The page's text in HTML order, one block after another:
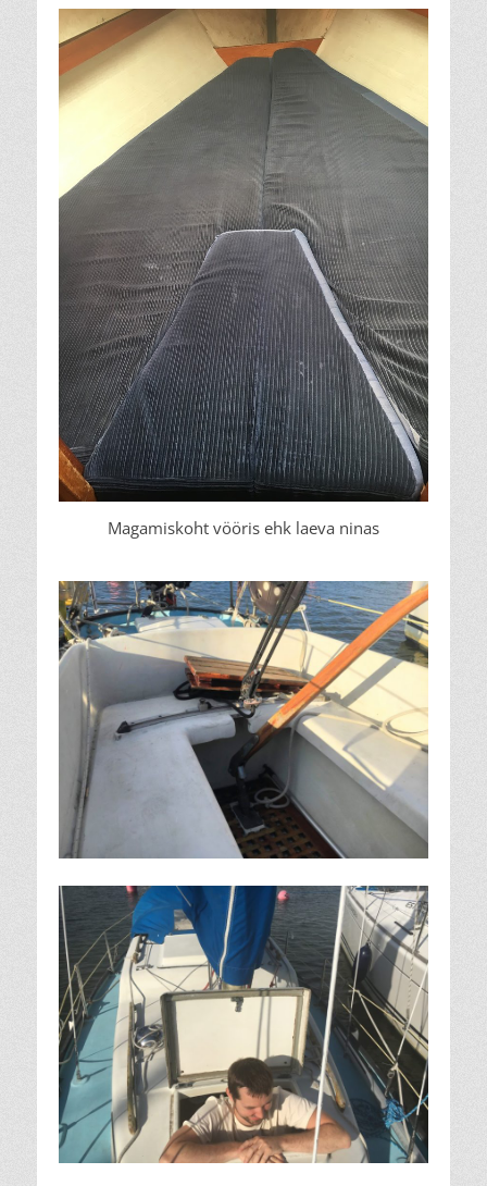
Magamiskoht vööris ehk laeva ninas